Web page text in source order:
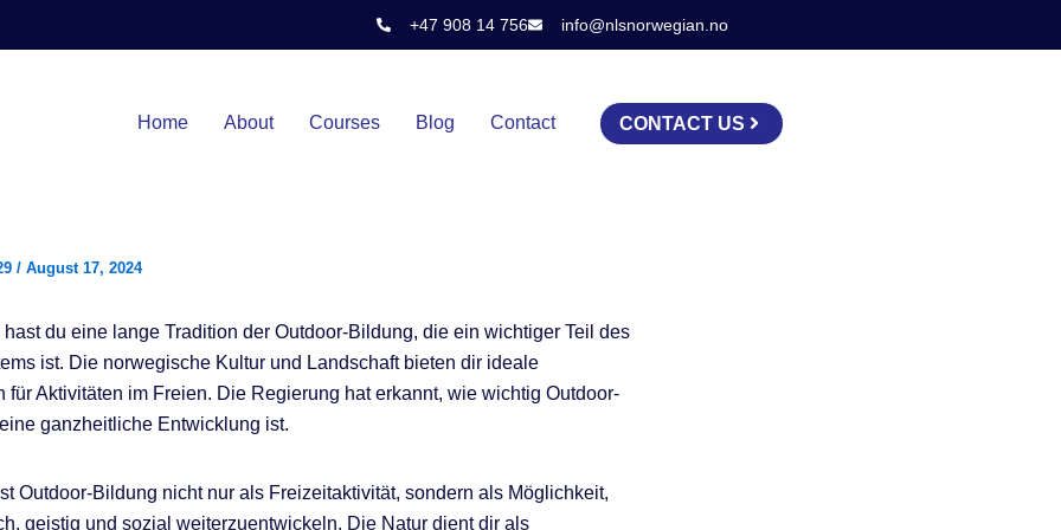
+47 908 14 756 info@nlsnorwegian.no
Home About Courses Blog Contact CONTACT US
/ August 17, 2024
hast du eine lange Tradition der Outdoor-Bildung, die ein wichtiger Teil des
ist. Die norwegische Kultur und Landschaft bieten dir ideale
für Aktivitäten im Freien. Die Regierung hat erkannt, wie wichtig Outdoor-
ganzheitliche Entwicklung ist.
Outdoor-Bildung nicht nur als Freizeitaktivität, sondern als Möglichkeit,
geistig und sozial weiterzuentwickeln. Die Natur dient dir als